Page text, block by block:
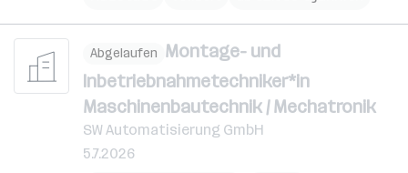
Abgelaufen Montage- und
Inbetriebnahmetechniker*in
Maschinenbautechnik / Mechatronik
SW Automatisierung GmbH
5.7.2026